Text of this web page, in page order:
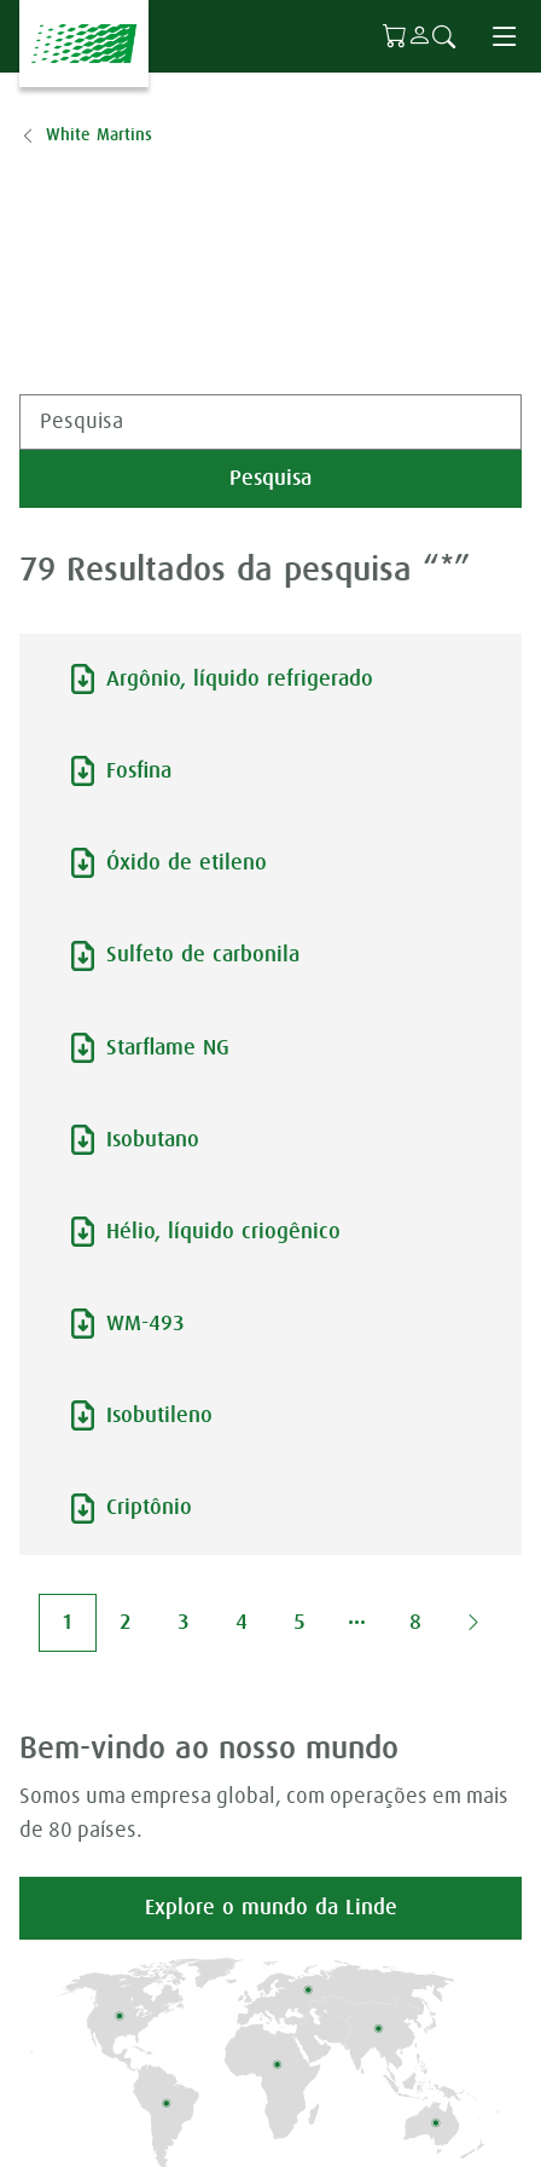
Ir para o conteúdo principal
White Martins
Pesquisa
79 Resultados da pesquisa “*”
Argônio, líquido refrigerado
Fosfina
Óxido de etileno
Sulfeto de carbonila
Starflame NG
Isobutano
Hélio, líquido criogênico
WM-493
Isobutileno
Criptônio
1 2 3 4 5 8
Bem-vindo ao nosso mundo
Somos uma empresa global, com operações em mais
de 80 países.
Explore o mundo da Linde